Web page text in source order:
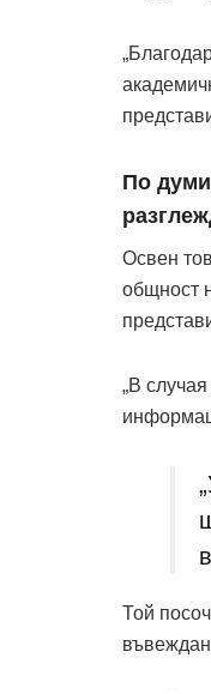
По
Освен
общност
„В
Той